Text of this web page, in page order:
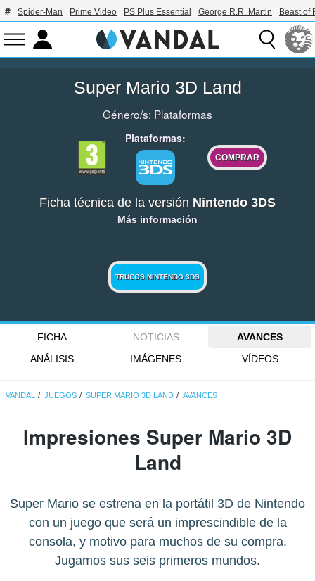
Spider-Man Prime Video PS Plus Essential George R.R. Martin Beast of
Super Mario 3D Land
Género/s: Plataformas
Plataformas:
COMPRAR
Ficha técnica de la versión Nintendo 3DS
Más información
TRUCOS NINTENDO 3DS
FICHA NOTICIAS
AVANCES
ANÁLISIS
IMÁGENES VÍDEOS
VANDAL JUEGOS SUPER MARIO 3D LAND AVANCES
Impresiones Super Mario 3D
Land
Super Mario se estrena en la portátil 3D de Nintendo
con un juego que será un imprescindible de la
consola, y motivo para muchos de su compra.
Jugamos sus seis primeros mundos.